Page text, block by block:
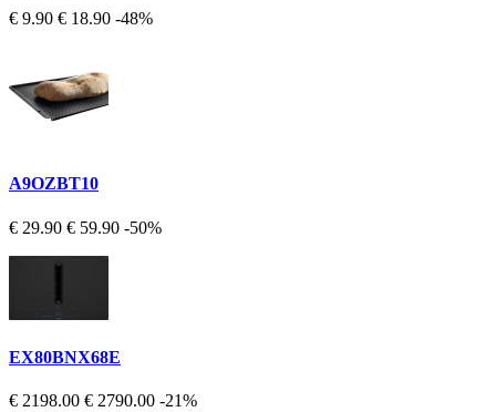
€ 9.90 € 18.90 -48%
A9OZBT10
€ 29.90 € 59.90 -50%
EX80BNX68E
€ 2198.00 € 2790.00 -21%